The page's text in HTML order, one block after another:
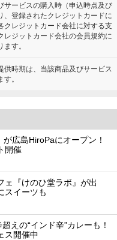
サービスの購入時（申込時点及び
、登録されたクレジットカードに
クレジットカード会社に対する支
レジットカード会社の会員規約に
す。
供時期は、当該商品及びサービス
。
広島HiroPaにオープン！
開催
ェ『けのひ堂ラボ』が出
スイーツも
えの“インド辛”カレーも！
ス開催中